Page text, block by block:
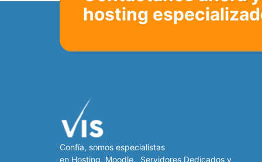
hosting
Confía, somos especialistas
en Hosting, Moodle, Servidores Dedicados y